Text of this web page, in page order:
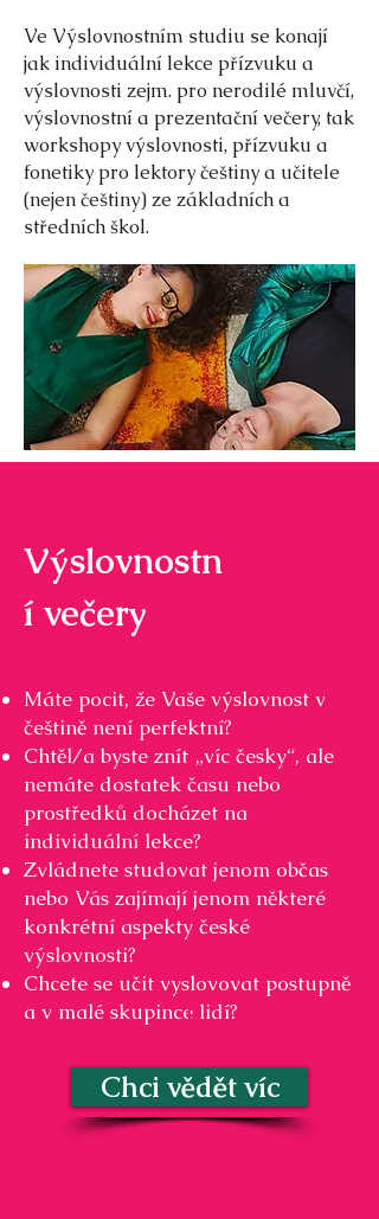
Ve Výslovnostním studiu se konají
jak individuální lekce přízvuku a
výslovnosti zejm. pro nerodilé mluvčí,
výslovnostní a prezentační večery, tak
workshopy výslovnosti, přízvuku a
fonetiky pro lektory češtiny a učitele
(nejen češtiny) ze základních a
středních škol.
Výslovnostn
í večery
Máte pocit, že Vaše výslovnost v
češtině není perfektní?
Chtěl/a byste znít „víc česky“, ale
nemáte dostatek času nebo
prostředků docházet na
individuální lekce?
Zvládnete studovat jenom občas
nebo Vás zajímají jenom některé
konkrétní aspekty české
výslovnosti?
Chcete se učit vyslovovat postupně
a v malé skupince lidí?
Chci vědět víc